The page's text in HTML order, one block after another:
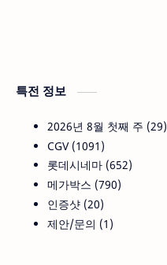
특전 정보
2026년 8월 첫째 주 29
CGV 1091
롯데시네마 652
메가박스 790
인증샷 20
제안/문의
1